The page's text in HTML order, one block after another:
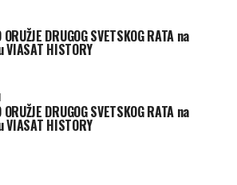
ORUŽJE DRUGOG SVETSKOG RATA na
VIASAT HISTORY
ORUŽJE DRUGOG SVETSKOG RATA na
VIASAT HISTORY